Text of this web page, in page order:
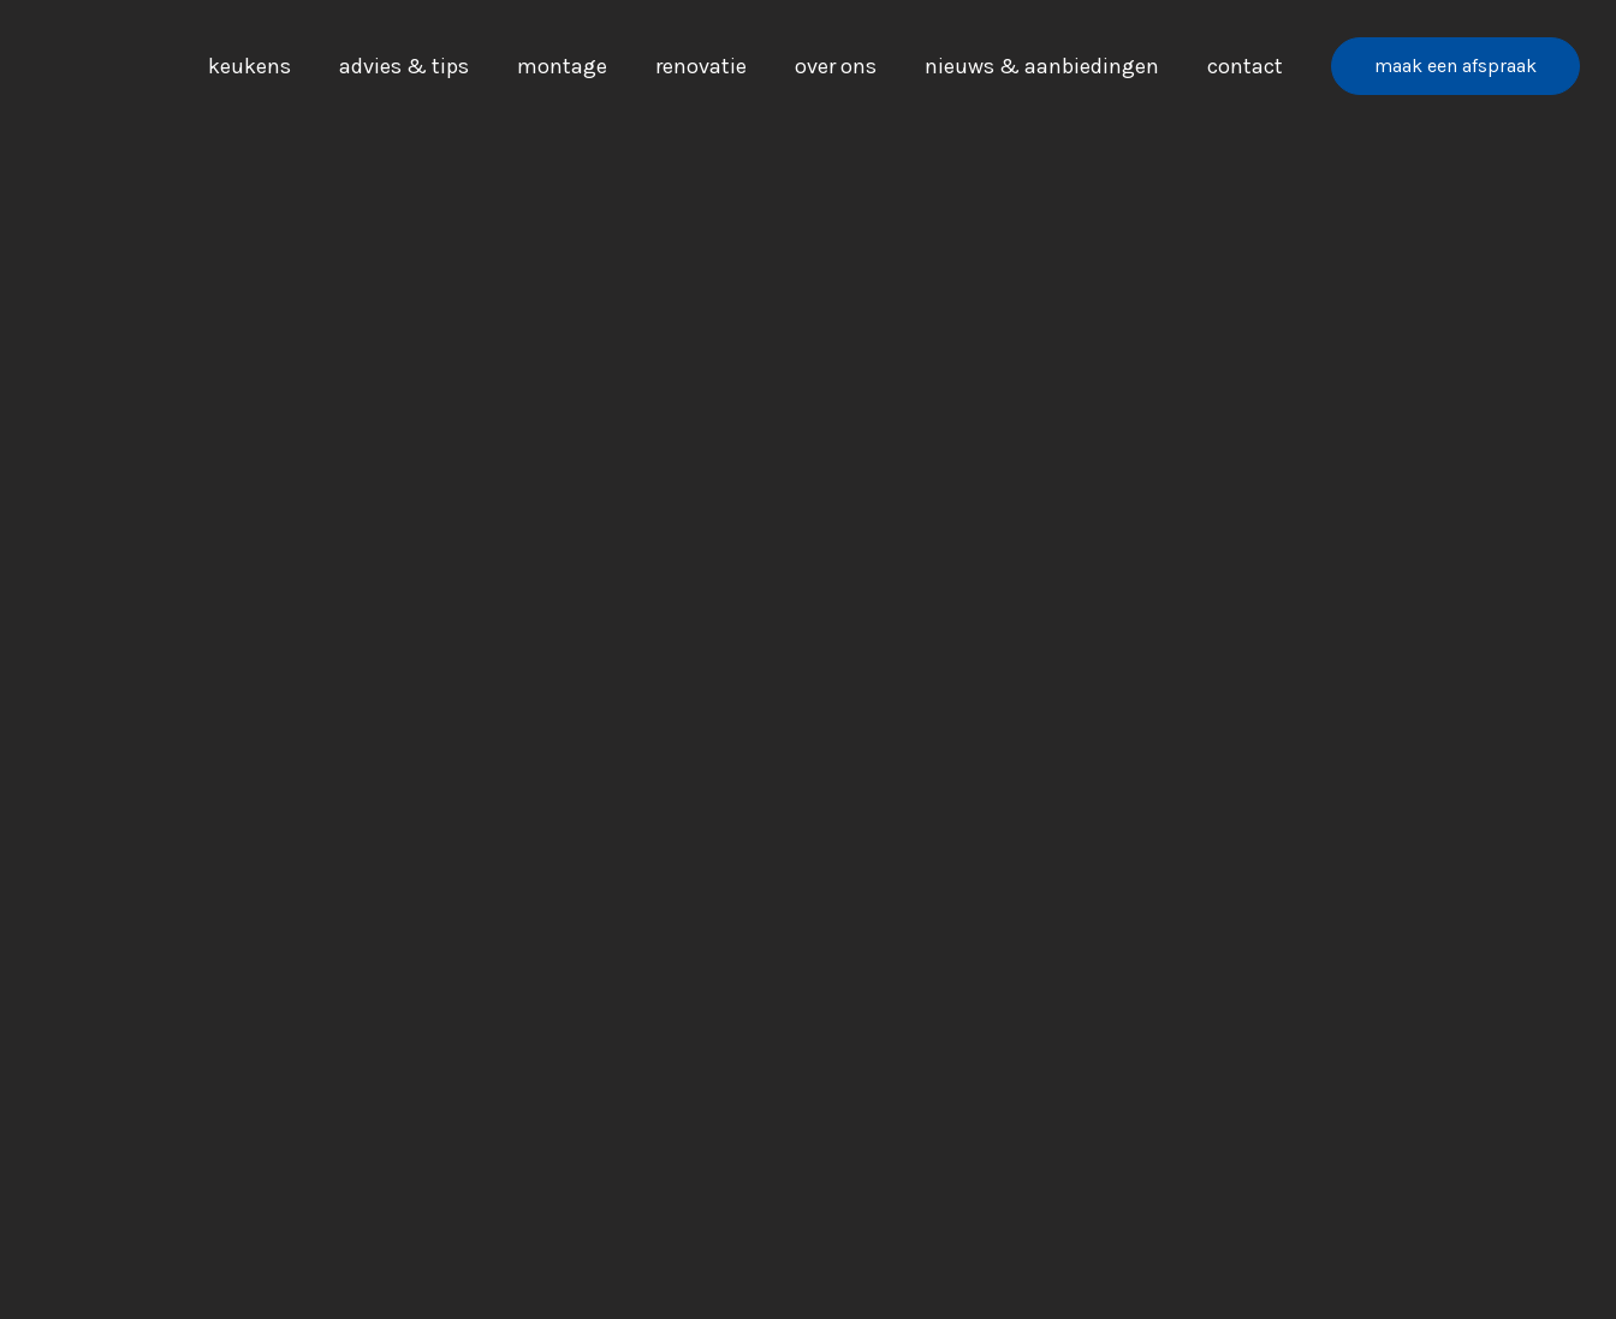
keukens advies & tips montage renovatie over ons nieuws & aanbiedingen contact maak een afspraak